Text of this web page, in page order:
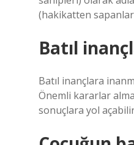
(hakikatten
Batıl
Batıl inançlara
Önemli kararlar
sonuçlara yol